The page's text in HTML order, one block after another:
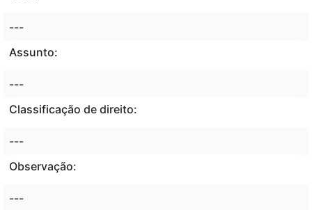
---
Assunto:
---
Classificação de direito:
---
Observação:
---